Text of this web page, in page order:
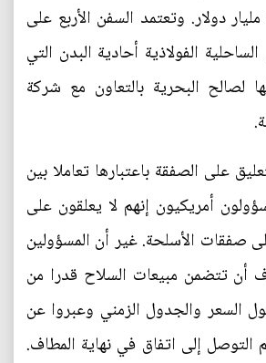
يصل لنحو 11.25 مليار دولار. وتعتمد السفن الأربع على
الفولاذية أحادية البدن التي
لصالح البحرية بالتعاون مع شركة
على الصفقة باعتبارها تعاملا بين
أمريكيون إنهم لا يعلقون على
صفقات الأسلحة. غير أن المسؤولين
أن تتضمن مبيعات السلاح قدرا من
السعر والجدول الزمني وعبروا عن
التوصل إلى اتفاق في نهاية المطاف.